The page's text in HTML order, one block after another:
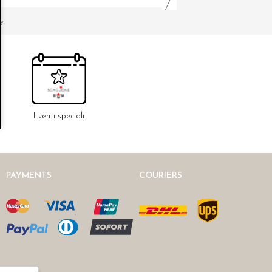
Eventi speciali
PAYMENTS COURIERS